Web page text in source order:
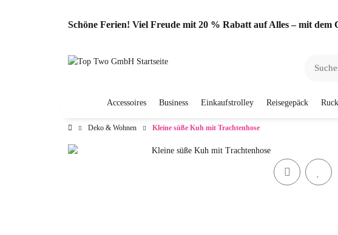
Schöne Ferien! Viel Freude mit 20 % Rabatt auf Alles – mit dem
Accessoires Business Einkaufstrolley Reisegepäck
Deko & Wohnen Kleine süße Kuh mit Trachtenhose